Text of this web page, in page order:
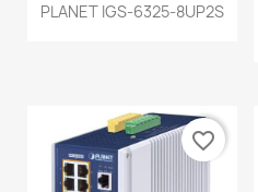
PLANET IGS-6325-8UP2S
favorite_border